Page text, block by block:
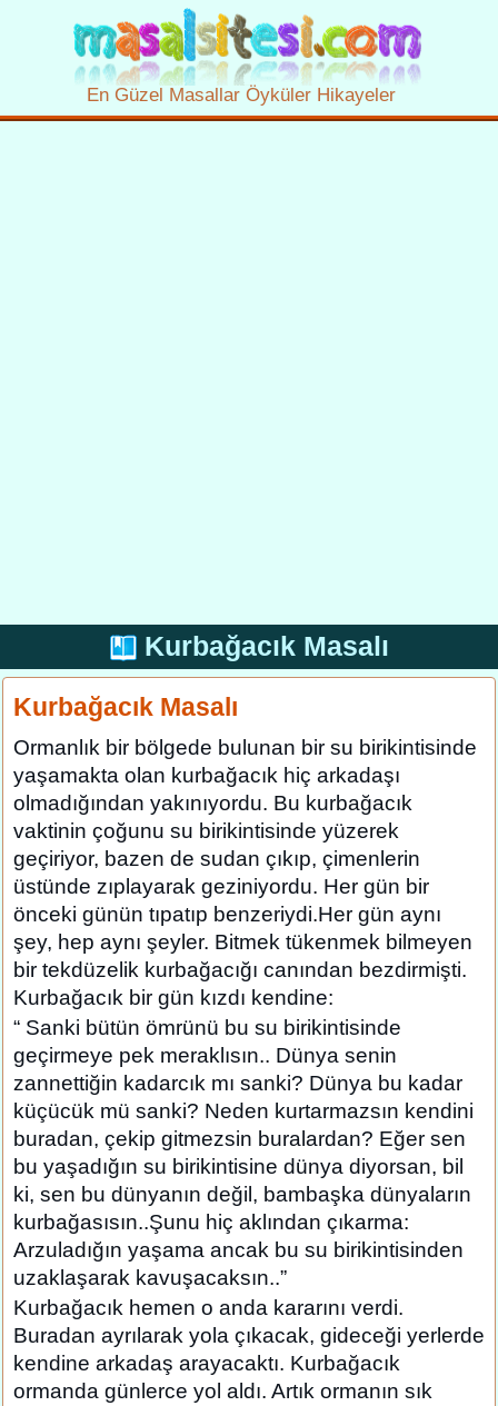
En Güzel Masallar Öyküler Hikayeler
Kurbağacık Masalı
Kurbağacık Masalı
Ormanlık bir bölgede bulunan bir su birikintisinde
yaşamakta olan kurbağacık hiç arkadaşı
olmadığından yakınıyordu. Bu kurbağacık
vaktinin çoğunu su birikintisinde yüzerek
geçiriyor, bazen de sudan çıkıp, çimenlerin
üstünde zıplayarak geziniyordu. Her gün bir
önceki günün tıpatıp benzeriydi.Her gün aynı
şey, hep aynı şeyler. Bitmek tükenmek bilmeyen
bir tekdüzelik kurbağacığı canından bezdirmişti.
Kurbağacık bir gün kızdı kendine:
“ Sanki bütün ömrünü bu su birikintisinde
geçirmeye pek meraklısın.. Dünya senin
zannettiğin kadarcık mı sanki? Dünya bu kadar
küçücük mü sanki? Neden kurtarmazsın kendini
buradan, çekip gitmezsin buralardan? Eğer sen
bu yaşadığın su birikintisine dünya diyorsan, bil
ki, sen bu dünyanın değil, bambaşka dünyaların
kurbağasısın..Şunu hiç aklından çıkarma:
Arzuladığın yaşama ancak bu su birikintisinden
uzaklaşarak kavuşacaksın..”
Kurbağacık hemen o anda kararını verdi.
Buradan ayrılarak yola çıkacak, gideceği yerlerde
kendine arkadaş arayacaktı. Kurbağacık
ormanda günlerce yol aldı. Artık ormanın sık